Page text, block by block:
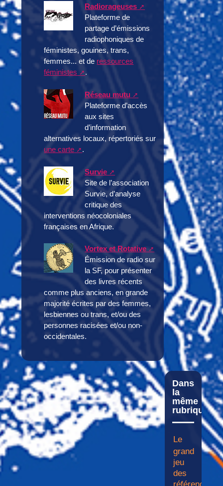
Radiorageuses
Plateforme de
partage d’émissions
radiophoniques de
féministes, gouines, trans,
femmes... et de ressources
féministes
.
Réseau mutu
Plateforme d’accès
aux sites
d’information
alternatives locaux, répertoriés sur
une carte
.
Survie
Site de l’association
Survie, d’analyse
critique des
interventions néocoloniales
françaises en Afrique.
Vortex et Rotative
Émission de radio sur
la SF, pour présenter
des livres récents
comme plus anciens, en grande
majorité écrites par des femmes,
lesbiennes ou trans, et/ou des
personnes racisées et/ou non-
occidentales.
Dans
la
même
rubrique
Le
grand
jeu
des
références